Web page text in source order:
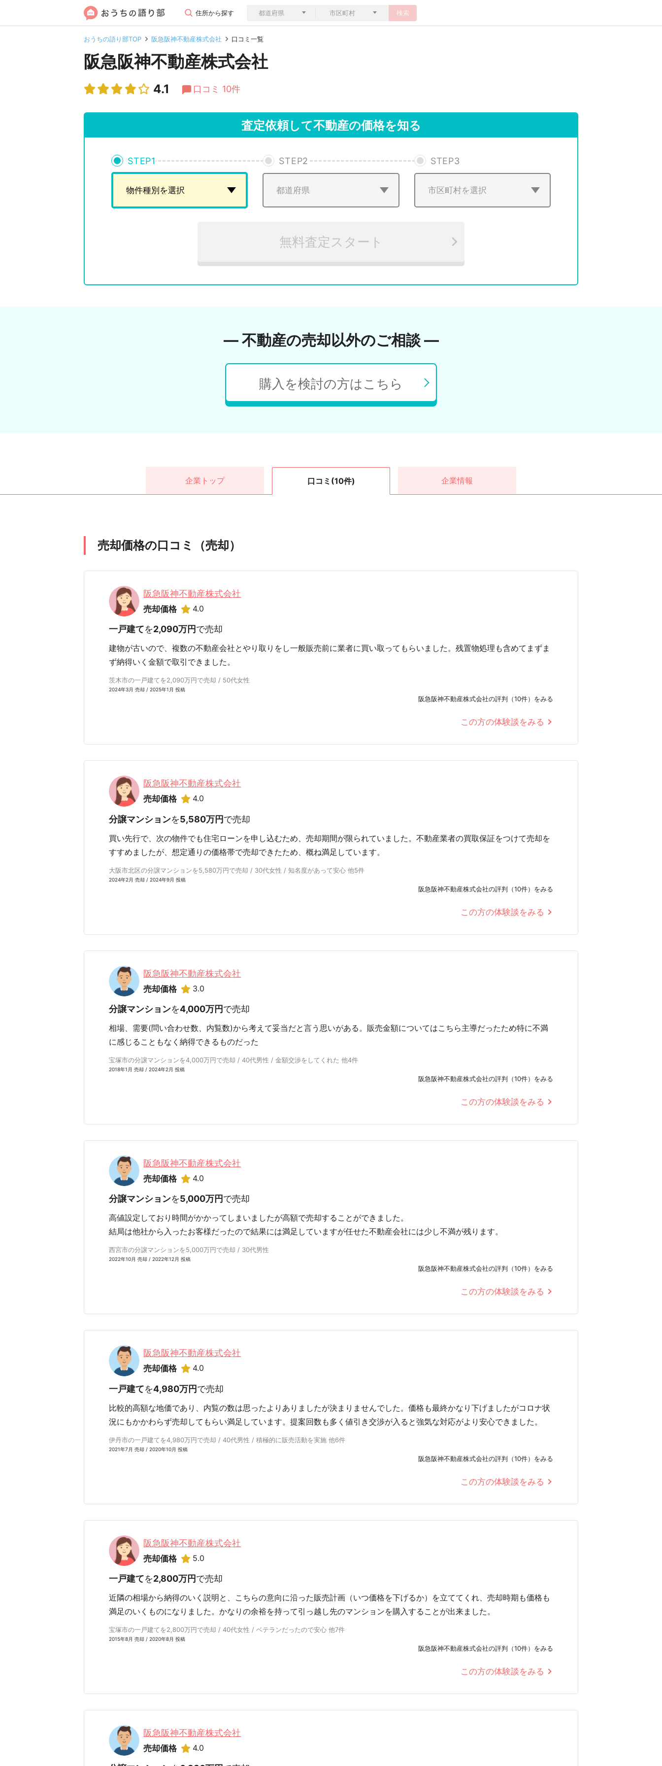
住所から探す 検索
おうちの語り部TOP 阪急阪神不動産株式会社 口コミ一覧
阪急阪神不動産株式会社
4.1 口コミ 10件
査定依頼して不動産の価格を知る
STEP1 STEP2 STEP3
無料査定スタート
― 不動産の売却以外のご相談 ―
購入を検討の方はこちら
企業 トップ 口コミ (10件) 企業情報
売却価格の口コミ（売却）
阪急阪神不動産株式会社
売却価格 4.0
一戸建てを2,090万円で売却
建物が古いので、複数の不動産会社とやり取りをし一般販売前に業者に買い取ってもらいました。残置物処理も含めてまずま
ず納得いく金額で取引できました。
茨木市の一戸建てを2,090万円で売却 / 50代女性
2024年3月 売却 / 2025年1月 投稿
阪急阪神不動産株式会社の評判（10件）をみる
この方の体験談をみる
阪急阪神不動産株式会社
売却価格 4.0
分譲マンションを5,580万円で売却
買い先行で、次の物件でも住宅ローンを申し込むため、売却期間が限られていました。不動産業者の買取保証をつけて売却を
すすめましたが、想定通りの価格帯で売却できたため、概ね満足しています。
大阪市北区の分譲マンションを5,580万円で売却 / 30代女性 / 知名度があって安心 他5件
2024年2月 売却 / 2024年9月 投稿
阪急阪神不動産株式会社の評判（10件）をみる
この方の体験談をみる
阪急阪神不動産株式会社
売却価格 3.0
分譲マンションを4,000万円で売却
相場、需要(問い合わせ数、内覧数)から考えて妥当だと言う思いがある。販売金額についてはこちら主導だったため特に不満
に感じることもなく納得できるものだった
宝塚市の分譲マンションを4,000万円で売却 / 40代男性 / 金額交渉をしてくれた 他4件
2018年1月 売却 / 2024年2月 投稿
阪急阪神不動産株式会社の評判（10件）をみる
この方の体験談をみる
阪急阪神不動産株式会社
売却価格 4.0
分譲マンションを5,000万円で売却
高値設定しており時間がかかってしまいましたが高額で売却することができました。
結局は他社から入ったお客様だったので結果には満足していますが任せた不動産会社には少し不満が残ります。
西宮市の分譲マンションを5,000万円で売却 / 30代男性
2022年10月 売却 / 2022年12月 投稿
阪急阪神不動産株式会社の評判（10件）をみる
この方の体験談をみる
阪急阪神不動産株式会社
売却価格 4.0
一戸建てを4,980万円で売却
比較的高額な地価であり、内覧の数は思ったよりありましたが決まりませんでした。価格も最終かなり下げましたがコロナ状
況にもかかわらず売却してもらい満足しています。提案回数も多く値引き交渉が入ると強気な対応がより安心できました。
伊丹市の一戸建てを4,980万円で売却 / 40代男性 / 積極的に販売活動を実施 他6件
2021年7月 売却 / 2020年10月 投稿
阪急阪神不動産株式会社の評判（10件）をみる
この方の体験談をみる
阪急阪神不動産株式会社
売却価格 5.0
一戸建てを2,800万円で売却
近隣の相場から納得のいく説明と、こちらの意向に沿った販売計画（いつ価格を下げるか）を立ててくれ、売却時期も価格も
満足のいくものになりました。かなりの余裕を持って引っ越し先のマンションを購入することが出来ました。
宝塚市の一戸建てを2,800万円で売却 / 40代女性 / ベテランだったので安心 他7件
2015年8月 売却 / 2020年8月 投稿
阪急阪神不動産株式会社の評判（10件）をみる
この方の体験談をみる
阪急阪神不動産株式会社
売却価格 4.0